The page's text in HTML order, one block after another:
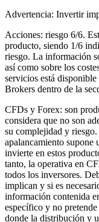
Advertencia: Invertir
Acciones: riesgo 6/6.
producto, siendo 1/6
riesgo. La información
así como sobre los
servicios está
Brokers dentro de la
CFDs y Forex: son
considera que no son
su complejidad y
apalancamiento supone
invierte en estos
tanto, la operativa en
todos los inversores.
implican y si es
información contenida
específico y no
donde la distribución y